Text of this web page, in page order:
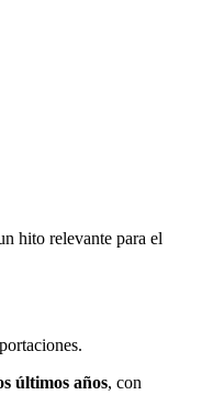
hito relevante para el
últimos años, con